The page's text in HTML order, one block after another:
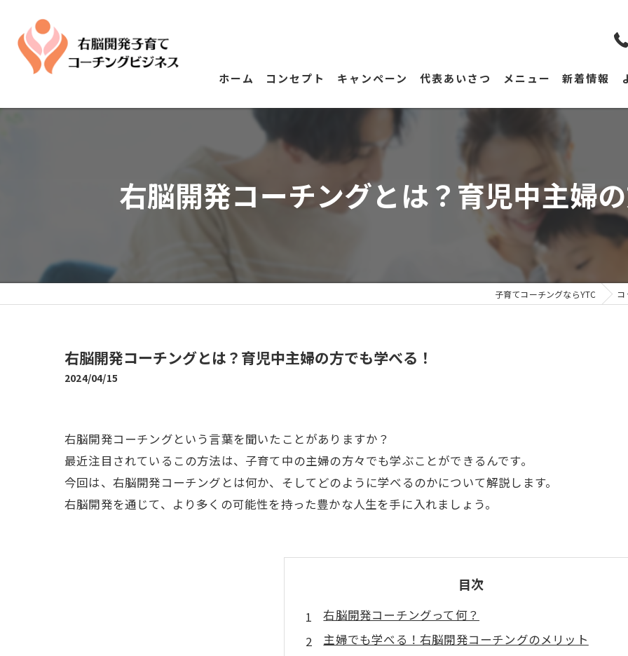
ホーム コンセプト キャンペーン 代表あいさつ メニュー 新着情報
右脳開発コーチングとは？育児中主婦
子育てコーチングならYTC コ
右脳開発コーチングとは？育児中主婦の方でも学べる！
2024/04/15
右脳開発コーチングという言葉を聞いたことがありますか？
最近注目されているこの方法は、子育て中の主婦の方々でも学ぶことができるんです。
今回は、右脳開発コーチングとは何か、そしてどのように学べるのかについて解説します。
右脳開発を通じて、より多くの可能性を持った豊かな人生を手に入れましょう。
目次
右脳開発コーチングって何？
主婦でも学べる！右脳開発コーチングのメリット